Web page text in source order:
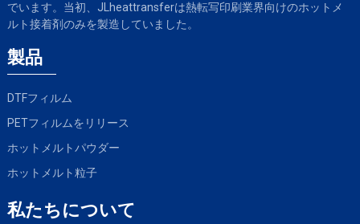
でいます。当初、JLheattransferは熱転写印刷業界向けのホットメ
ルト接着剤のみを製造していました。
製品
DTFフィルム
PETフィルムをリリース
ホットメルトパウダー
ホットメルト粒子
私たちについて